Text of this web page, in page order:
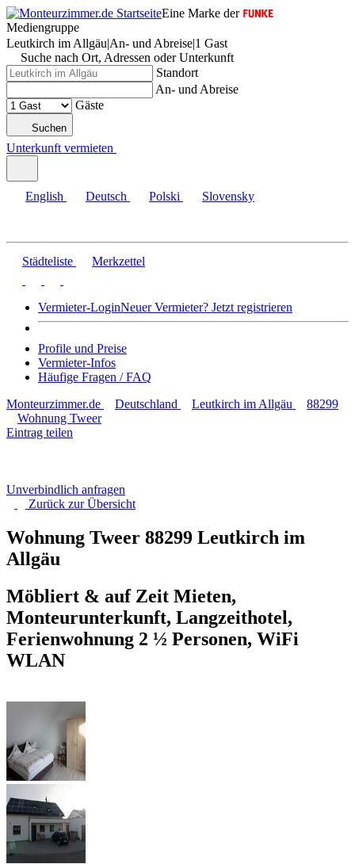
Eine Marke der
Mediengruppe
Leutkirch im Allgäu|An- und Abreise|1 Gast
Suche nach Ort, Adressen oder Unterkunft
Standort
An- und Abreise
Gäste
Suchen
Unterkunft vermieten
English Deutsch Polski Slovensky
Städteliste Merkzettel
Vermieter-LoginNeuer Vermieter? Jetzt registrieren
Profile und Preise
Vermieter-Infos
Häufige Fragen / FAQ
Monteurzimmer.de
Deutschland Leutkirch im Allgäu
88299
Wohnung Tweer
Eintrag teilen
Unverbindlich anfragen
Zurück zurÜbersicht
Wohnung Tweer 88299 Leutkirch im
Allgäu
Möbliert & auf Zeit Mieten,
Monteurunterkunft, Langzeithotel,
Ferienwohnung 2 ½ Personen, WiFi
WLAN